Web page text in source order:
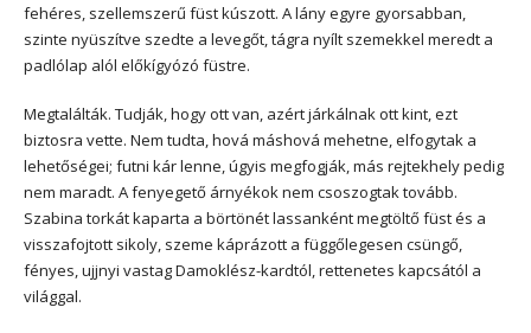
fehéres, szellemszerű füst kúszott. A lány egyre gyorsabban,
szinte nyüszítve szedte a levegőt, tágra nyílt szemekkel meredt a
padlólap alól előkígyózó füstre.
Megtalálták. Tudják, hogy ott van, azért járkálnak ott kint, ezt
biztosra vette. Nem tudta, hová máshová mehetne, elfogytak a
lehetőségei; futni kár lenne, úgyis megfogják, más rejtekhely pedig
nem maradt. A fenyegető árnyékok nem csoszogtak tovább.
Szabina torkát kaparta a börtönét lassanként megtöltő füst és a
visszafojtott sikoly, szeme káprázott a függőlegesen csüngő,
fényes, ujjnyi vastag Damoklész-kardtól, rettenetes kapcsától a
világgal.